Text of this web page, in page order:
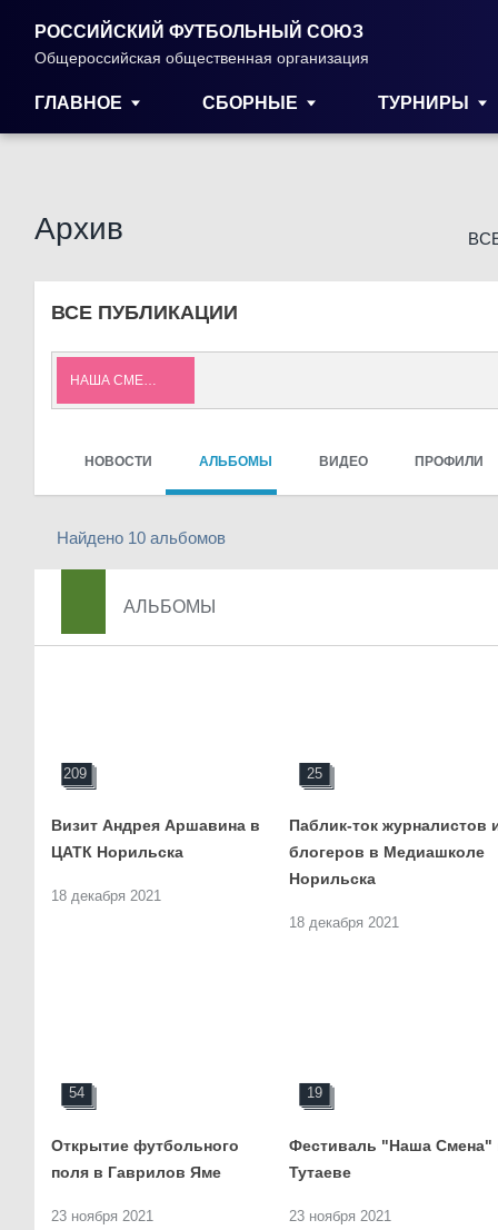
РОССИЙСКИЙ ФУТБОЛЬНЫЙ СОЮЗ
Общероссийская общественная организация
ГЛАВНОЕ СБОРНЫЕ ТУРНИРЫ
Архив
ВСЕ ПУБЛИКАЦИИ
НАША СМЕНА
НОВОСТИ АЛЬБОМЫ ВИДЕО ПРОФИЛИ
Найдено 10 альбомов
АЛЬБОМЫ
209
Визит Андрея Аршавина в
ЦАТК Норильска
18 декабря 2021
25
Паблик-ток журналистов и
блогеров в Медиашколе
Норильска
18 декабря 2021
54
Открытие футбольного поля
в Гаврилов Яме
23 ноября 2021
19
Фестиваль "Наша Смена" в
Тутаеве
23 ноября 2021